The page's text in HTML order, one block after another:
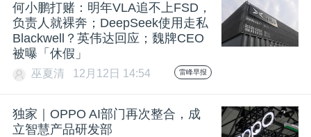
何小鹏打赌：明年VLA追不上FSD，
负责人就裸奔；DeepSeek使用走私
Blackwell？英伟达回应；魏牌CEO
被曝「休假」
巫夏清 12月12日 14:54 雷峰早报
独家｜OPPO AI部门再次整合，成
立智慧产品研发部